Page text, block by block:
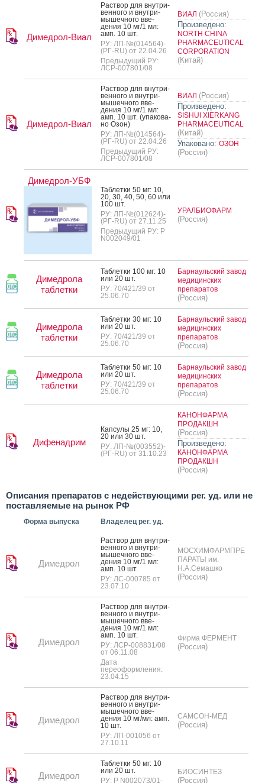
Димедрол-Виал
Рас­твор для внут­ри­
вен­но­го и внут­ри­
мышеч­но­го вве­
дения 10 мг/1 мл:
амп. 10 шт.
РУ: ЛП-№(014564)-
(РГ-RU) от 22.04.26
Предыдущий РУ:
ЛСР-007801/08
ВИАЛ (Россия)
Произведено:
NORTH CHINA
PHARMACEUTICAL
CORPORATION
(Китай)
Димедрол-Виал
Рас­твор для внут­ри­
вен­но­го и внут­ри­
мышеч­но­го вве­
дения 10 мг/1 мл:
амп. 10 шт. (упа­кова­
но Озон)
РУ: ЛП-№(014564)-
(РГ-RU) от 22.04.26
Предыдущий РУ:
ЛСР-007801/08
ВИАЛ (Россия)
Произведено:
SISHUI XIERKANG
PHARMACEUTICAL
(Китай)
Упаковано: ОЗОН
(Россия)
Димедрол-УБФ
Таб­летки 50 мг: 10,
20, 30, 40, 50, 60 или
100 шт.
РУ: ЛП-№(012624)-
(РГ-RU) от 27.11.25
Предыдущий РУ: Р
N002049/01
УРАЛБИОФАРМ
(Россия)
Димедрола
таблетки
Таб­летки 100 мг: 10
или 20 шт.
РУ: 70/421/39 от
25.06.70
Барнаульский завод
медицинских
препаратов
(Россия)
Димедрола
таблетки
Таб­летки 30 мг: 10
или 20 шт.
РУ: 70/421/39 от
25.06.70
Барнаульский завод
медицинских
препаратов
(Россия)
Димедрола
таблетки
Таб­летки 50 мг: 10
или 20 шт.
РУ: 70/421/39 от
25.06.70
Барнаульский завод
медицинских
препаратов
(Россия)
Дифенадрим
Кап­су­лы 25 мг: 10,
20 или 30 шт.
РУ: ЛП-№(003552)-
(РГ-RU) от 31.10.23
КАНОНФАРМА
ПРОДАКШН
(Россия)
Произведено:
КАНОНФАРМА
ПРОДАКШН
(Россия)
Описания препаратов с недействующими рег. уд. или не
поставляемые на рынок РФ
Форма выпуска Владелец рег. уд.
Димедрол
Рас­твор для внут­ри­
вен­но­го и внут­ри­
мышеч­но­го вве­
дения 10 мг/1 мл:
амп. 10 шт.
РУ: ЛС-000785 от
23.07.10
МОСХИМФАРМПРЕ
ПАРАТЫ им.
Н.А.Семашко
(Россия)
Димедрол
Рас­твор для внут­ри­
вен­но­го и внут­ри­
мышеч­но­го вве­
дения 10 мг/1 мл:
амп. 10 шт.
РУ: ЛСР-008831/08
от 06.11.08
Дата
переоформления:
23.04.15
Фирма ФЕРМЕНТ
(Россия)
Димедрол
Рас­твор для внут­ри­
вен­но­го и внут­ри­
мышеч­но­го вве­
дения 10 мг/мл: амп.
10 шт.
РУ: ЛП-001056 от
27.10.11
САМСОН-МЕД
(Россия)
Димедрол
Таб­летки 50 мг: 10
или 20 шт.
РУ: Р N002073/01-
БИОСИНТЕЗ
(Россия)